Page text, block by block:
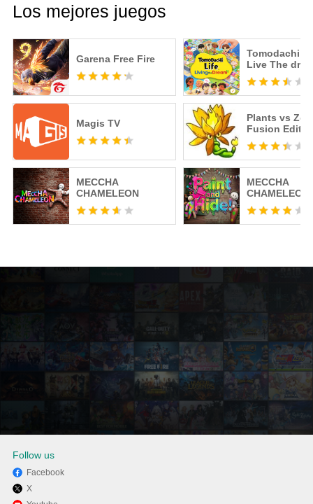
Los mejores juegos
Garena Free Fire
Magis TV
MECCHA
CHAMELEON
Tomodachi
Live The
Plants vs
Fusion
MECCHA
CHAMELEON
Follow us
Facebook
X